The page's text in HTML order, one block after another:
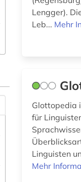
Lengger).
Leb... Mehr
Glottopedia
für
Linguisten
Mehr